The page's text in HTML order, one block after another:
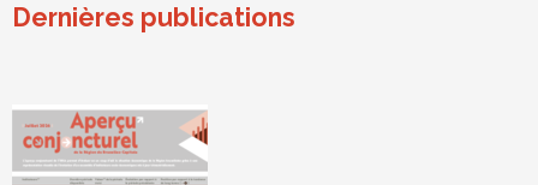
Dernières publications